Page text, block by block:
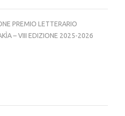
PREMIO LETTERARIO
– VIII EDIZIONE 2025-2026